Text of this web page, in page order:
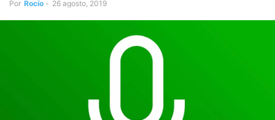
Por Rocío - 26 agosto, 2019